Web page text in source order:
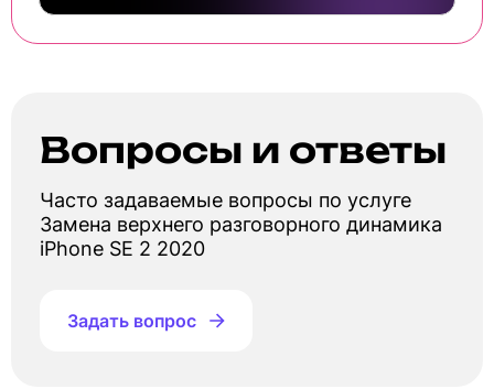
Вопросы и ответы
Часто задаваемые вопросы по услуге
Замена верхнего разговорного динамика
iPhone SE 2 2020
Задать вопрос